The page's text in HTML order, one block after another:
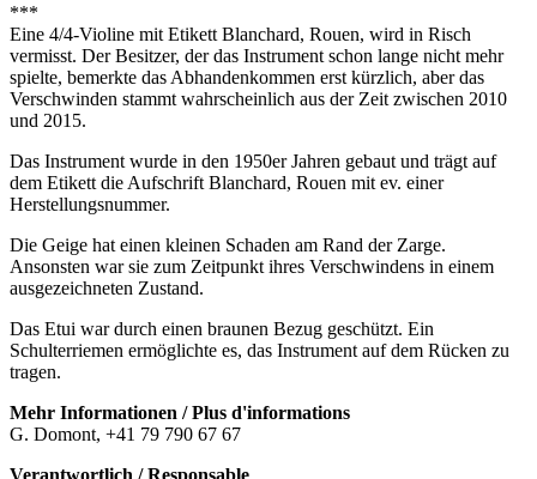
***
Eine 4/4-Violine mit Etikett Blanchard, Rouen, wird in Risch
vermisst. Der Besitzer, der das Instrument schon lange nicht mehr
spielte, bemerkte das Abhandenkommen erst kürzlich, aber das
Verschwinden stammt wahrscheinlich aus der Zeit zwischen 2010
und 2015.
Das Instrument wurde in den 1950er Jahren gebaut und trägt auf
dem Etikett die Aufschrift Blanchard, Rouen mit ev. einer
Herstellungsnummer.
Die Geige hat einen kleinen Schaden am Rand der Zarge.
Ansonsten war sie zum Zeitpunkt ihres Verschwindens in einem
ausgezeichneten Zustand.
Das Etui war durch einen braunen Bezug geschützt. Ein
Schulterriemen ermöglichte es, das Instrument auf dem Rücken zu
tragen.
Mehr Informationen / Plus d'informations
G. Domont, +41 79 790 67 67
Verantwortlich / Responsable